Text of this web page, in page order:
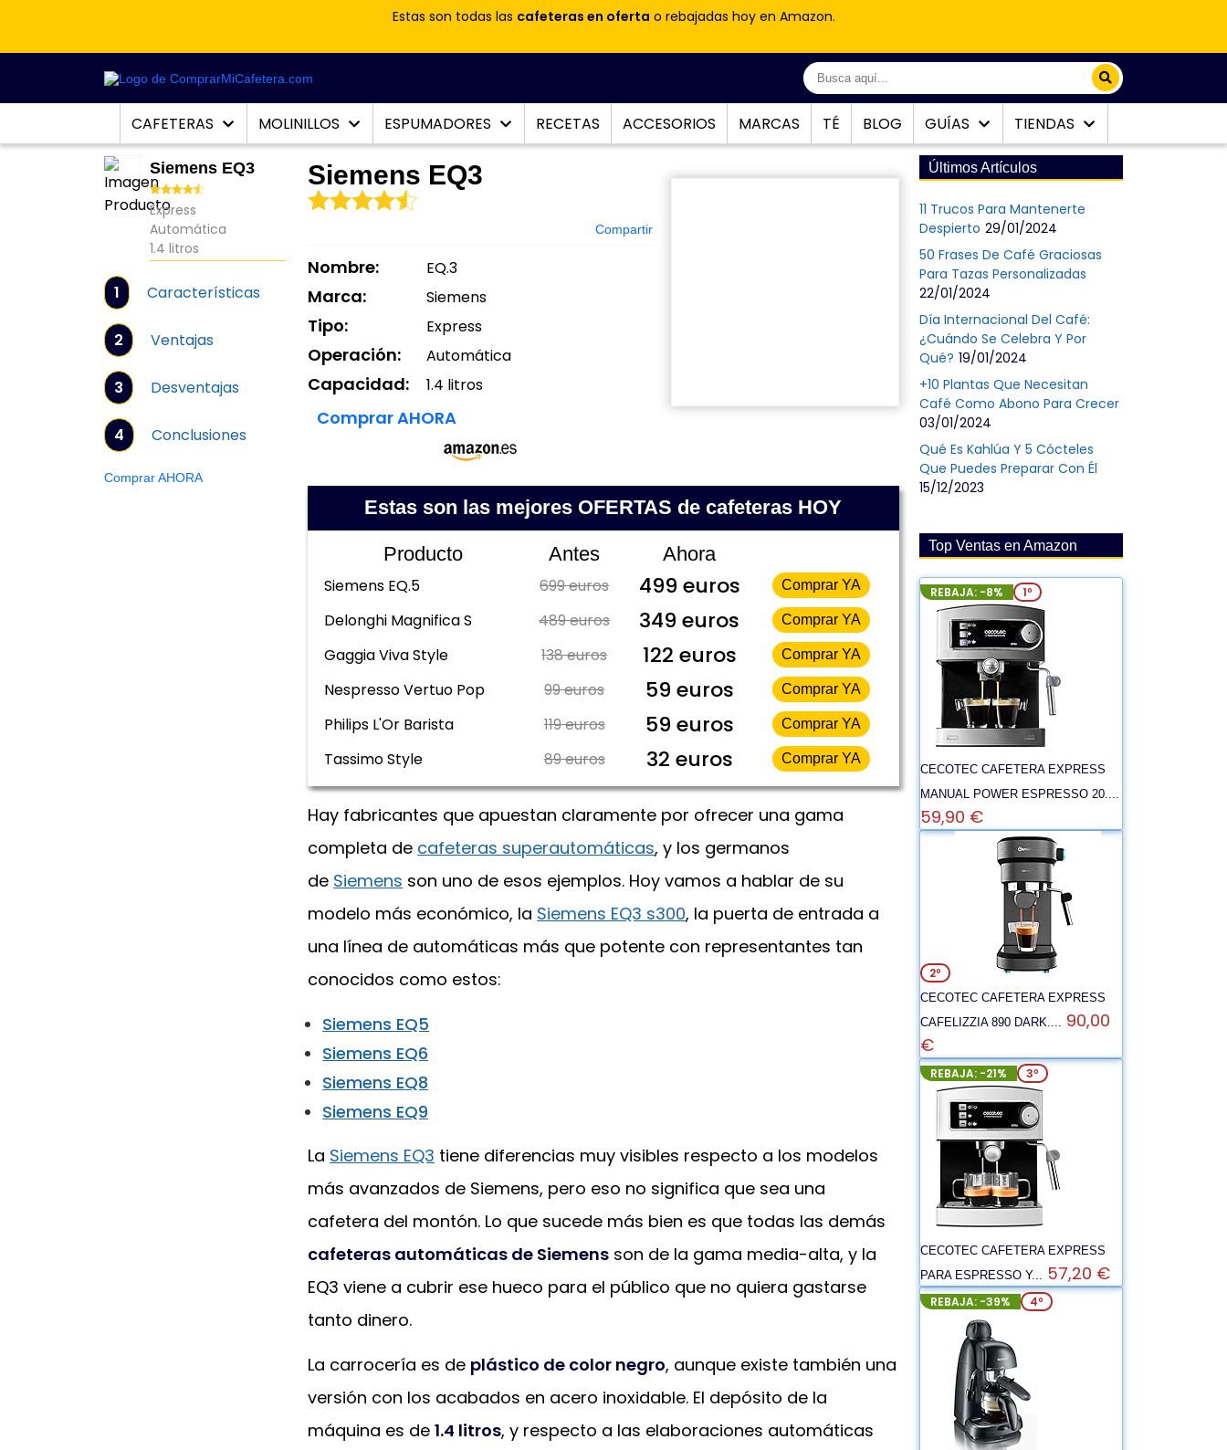
Estas son todas las cafeteras en oferta o rebajadas hoy en Amazon.
CAFETERAS MOLINILLOS ESPUMADORES RECETAS ACCESORIOS MARCAS TÉ BLOG GUÍAS TIENDAS
Siemens EQ3
Express
Automática
1.4 litros
1 Características
2 Ventajas
3 Desventajas
4 Conclusiones
Comprar AHORA
Siemens EQ3
Compartir
Nombre: EQ.3
Marca: Siemens
Tipo: Express
Operación: Automática
Capacidad: 1.4 litros
Comprar AHORA
Estas son las mejores OFERTAS de cafeteras HOY
Producto Antes Ahora
Siemens EQ.5 699 euros 499 euros Comprar YA
Delonghi Magnifica S 489 euros 349 euros Comprar YA
Gaggia Viva Style 138 euros 122 euros Comprar YA
Nespresso Vertuo Pop 99 euros 59 euros Comprar YA
Philips L'Or Barista 119 euros 59 euros Comprar YA
Tassimo Style 89 euros 32 euros Comprar YA
Hay fabricantes que apuestan claramente por ofrecer una gama
completa de cafeteras superautomáticas, y los germanos
de Siemens son uno de esos ejemplos. Hoy vamos a hablar de su
modelo más económico, la Siemens EQ3 s300, la puerta de entrada a
una línea de automáticas más que potente con representantes tan
conocidos como estos:
Siemens EQ5
Siemens EQ6
Siemens EQ8
Siemens EQ9
La Siemens EQ3 tiene diferencias muy visibles respecto a los modelos
más avanzados de Siemens, pero eso no significa que sea una
cafetera del montón. Lo que sucede más bien es que todas las demás
cafeteras automáticas de Siemens son de la gama media-alta, y la
EQ3 viene a cubrir ese hueco para el público que no quiera gastarse
tanto dinero.
La carrocería es de plástico de color negro, aunque existe también una
versión con los acabados en acero inoxidable. El depósito de la
máquina es de1.4 litros, y respecto a las elaboraciones automáticas
Últimos Artículos
11 Trucos Para Mantenerte
Despierto 29/01/2024
50 Frases De Café Graciosas
Para Tazas Personalizadas
22/01/2024
Día Internacional Del Café:
¿Cuándo Se Celebra Y Por
Qué? 19/01/2024
+10 Plantas Que Necesitan
Café Como Abono Para Crecer
03/01/2024
Qué Es Kahlúa Y 5 Cócteles
Que Puedes Preparar Con Él
15/12/2023
Top Ventas en Amazon
REBAJA: -8% 1º
CECOTEC CAFETERA EXPRESS
MANUAL POWER ESPRESSO 20....
59,90 €
2º
CECOTEC CAFETERA EXPRESS
CAFELIZZIA 890 DARK.... 90,00
€
REBAJA: -21% 3º
CECOTEC CAFETERA EXPRESS
PARA ESPRESSO Y... 57,20 €
REBAJA: -39% 4º